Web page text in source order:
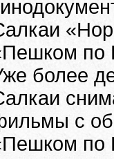
по
более
с
по